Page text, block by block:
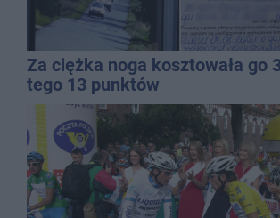
Za ciężka noga kosztowała go
tego 13 punktów